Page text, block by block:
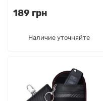
189 грн
Наличие уточняйте